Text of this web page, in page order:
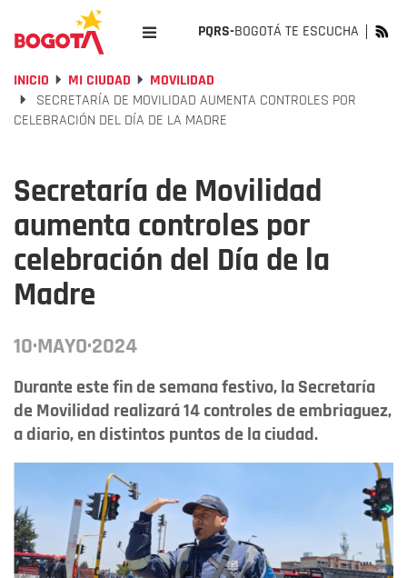
PQRS-BOGOTÁ TE ESCUCHA
INICIO MI CIUDAD
MOVILIDAD
SECRETARÍA DE MOVILIDAD AUMENTA CONTROLES POR
CELEBRACIÓN DEL DÍA DE LA MADRE
Secretaría de Movilidad
aumenta controles por
celebración del Día de la
Madre
10·MAYO·2024
Durante este fin de semana festivo, la Secretaría
de Movilidad realizará 14 controles de embriaguez,
a diario, en distintos puntos de la ciudad.